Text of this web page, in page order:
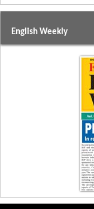
English Weekly